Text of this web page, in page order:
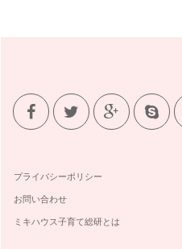
プライバシーポリシー
お問い合わせ
ミキハウス子育て総研とは